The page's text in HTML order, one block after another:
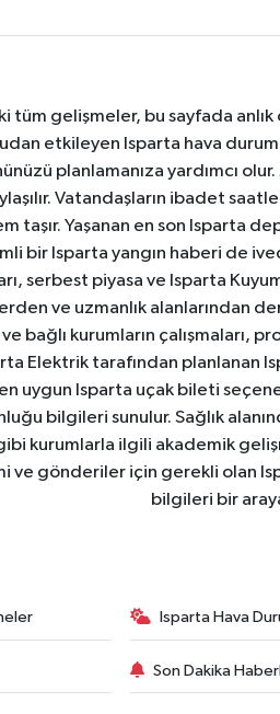
tüm gelişmeler, bu sayfada
etkileyen Isparta hava
planlamanıza yardımcı
Vatandaşların ibadet
taşır. Yaşanan en son Isparta
bir Isparta yangın haberi de
serbest piyasa ve Isparta
ve uzmanlık alanlarından
bağlı kurumların çalışmaları,
Elektrik tarafından planlanan
uygun Isparta uçak bileti
bilgileri sunulur. Sağlık
kurumlarla ilgili akademik
ve gönderiler için gerekli olan
bilgileri bir
Isparta Hava
Son Dakika